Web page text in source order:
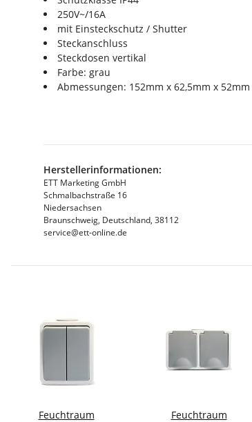
250V~/16A
mit Einsteckschutz / Shutter
Steckanschluss
Steckdosen vertikal
Farbe: grau
Abmessungen: 152mm x 62,5mm x 52mm
Herstellerinformationen:
ETT Marketing GmbH
Schmalbachstraße 16
Niedersachsen
Braunschweig, Deutschland, 38112
service@ett-online.de
Feuchtraum
Feuchtraum